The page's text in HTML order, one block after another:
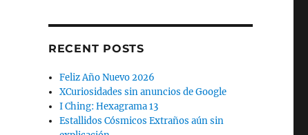
RECENT POSTS
Feliz Año Nuevo 2026
XCuriosidades sin anuncios de Google
I Ching: Hexagrama 13
Estallidos Cósmicos Extraños aún sin